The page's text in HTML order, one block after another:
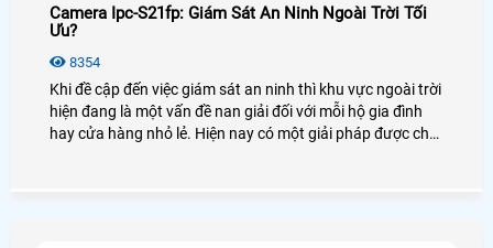
Camera Ipc-S21fp: Giám Sát An Ninh Ngoài Trời Tối
Ưu?
8354
Khi đề cập đến việc giám sát an ninh thì khu vực ngoài trời
hiện đang là một vấn đề nan giải đối với mỗi hộ gia đình
hay cửa hàng nhỏ lẻ. Hiện nay có một giải pháp được cho